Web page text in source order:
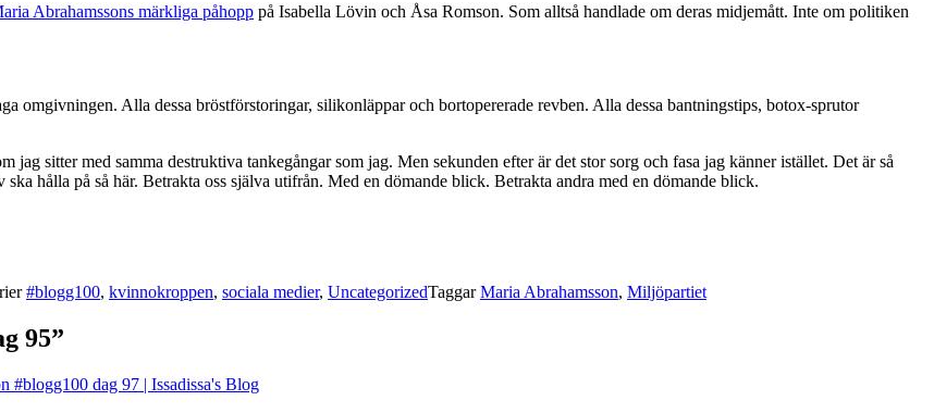
Abrahamssons märkliga påhopp på Isabella Lövin och Åsa Romson. Som alltså handlade om deras midjemått. Inte om politiken
omgivningen. Alla dessa bröstförstoringar, silikonläppar och bortopererade revben. Alla dessa bantningstips, botox-sprutor
sitter med samma destruktiva tankegångar som jag. Men sekunden efter är det stor sorg och fasa jag känner istället. Det är så
hålla på så här. Betrakta oss själva utifrån. Med en dömande blick. Betrakta andra med en dömande blick.
#blogg100, kvinnokroppen, sociala medier, UncategorizedTaggarMaria Abrahamsson, Miljöpartiet
95”
#blogg100 dag 97 | Issadissa's Blog